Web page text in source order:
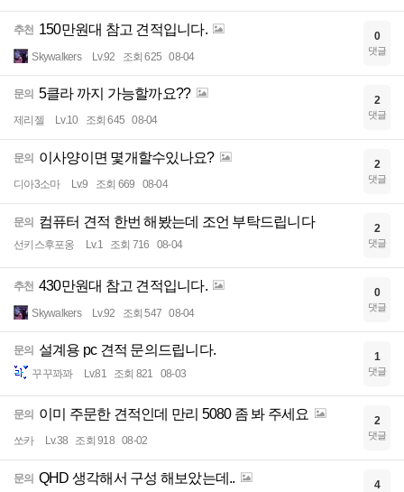
추천 150만원대 참고 견적입니다.
Skywalkers Lv.92 조회 625 08-04
0
댓글
문의 5클라 까지 가능할까요??
제리젤 Lv.10 조회 645 08-04
2
댓글
문의 이사양이면 몇개할수있나요?
디아3소마 Lv.9 조회 669 08-04
2
댓글
문의 컴퓨터 견적 한번 해봤는데 조언 부탁드립니다
선키스후포옹 Lv.1 조회 716 08-04
2
댓글
추천 430만원대 참고 견적입니다.
Skywalkers Lv.92 조회 547 08-04
0
댓글
문의 설계용 pc 견적 문의드립니다.
꾸꾸꽈꽈 Lv.81 조회 821 08-03
1
댓글
문의 이미 주문한 견적인데 만리 5080 좀 봐 주세요
쏘카 Lv.38 조회 918 08-02
2
댓글
문의 QHD 생각해서 구성 해보았는데.. 4